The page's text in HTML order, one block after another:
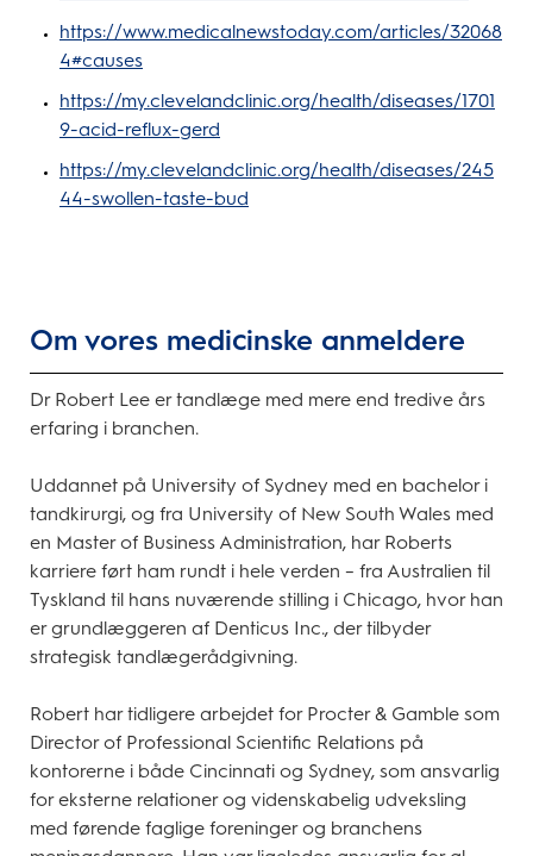
https://www.medicalnewstoday.com/articles/32068
4#causes
https://my.clevelandclinic.org/health/diseases/1701
9-acid-reflux-gerd
https://my.clevelandclinic.org/health/diseases/245
44-swollen-taste-bud
Om vores medicinske anmeldere
Dr Robert Lee er tandlæge med mere end tredive års
erfaring i branchen.
Uddannet på University of Sydney med en bachelor i
tandkirurgi, og fra University of New South Wales med
en Master of Business Administration, har Roberts
karriere ført ham rundt i hele verden – fra Australien til
Tyskland til hans nuværende stilling i Chicago, hvor han
er grundlæggeren af Denticus Inc., der tilbyder
strategisk tandlægerådgivning.
Robert har tidligere arbejdet for Procter & Gamble som
Director of Professional Scientific Relations på
kontorerne i både Cincinnati og Sydney, som ansvarlig
for eksterne relationer og videnskabelig udveksling
med førende faglige foreninger og branchens